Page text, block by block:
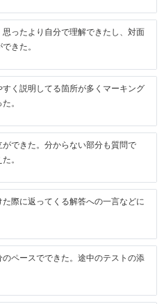
ったより自分で理解できたし、対面
きた。
く説明してる箇所が多くマーキング
。
できた。分からない部分も質問で
。
際に返ってくる解答への一言などに
ペースでできた。途中のテストの添